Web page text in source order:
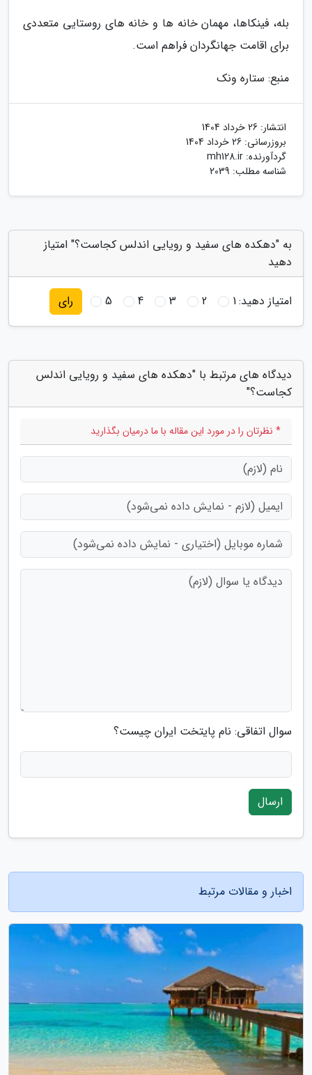
بله، فینکاها، مهمان خانه ها و خانه های روستایی متعددی
برای اقامت جهانگردان فراهم است.
منبع: ستاره ونک
انتشار: 26 خرداد 1404
بروزرسانی: 26 خرداد 1404
گردآورنده: mh128.ir
شناسه مطلب: 2039
به "دهکده های سفید و رویایی اندلس کجاست؟" امتیاز
دهید
امتیاز دهید:1
2
3
4
5 رای
دیدگاه های مرتبط با "دهکده های سفید و رویایی اندلس
کجاست؟"
* نظرتان را در مورد این مقاله با ما درمیان بگذارید
سوال اتفاقی: نام پایتخت ایران چیست؟
ارسال
اخبار و مقالات مرتبط